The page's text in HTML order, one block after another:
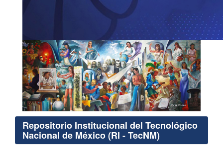
Repositorio Institucional del Tecnológico
Nacional de México (RI - TecNM)